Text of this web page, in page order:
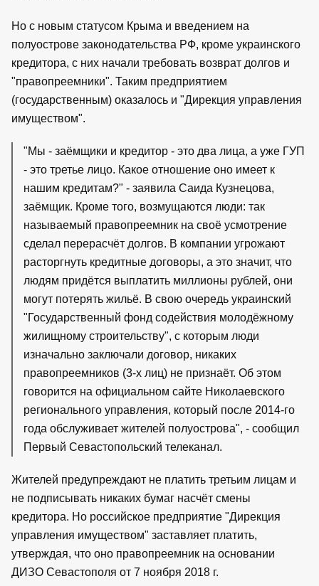
Но с новым статусом Крыма и введением на
полуострове законодательства РФ, кроме украинского
кредитора, с них начали требовать возврат долгов и
"правопреемники". Таким предприятием
(государственным) оказалось и "Дирекция управления
имуществом".
"Мы - заёмщики и кредитор - это два лица, а уже ГУП
- это третье лицо. Какое отношение оно имеет к
нашим кредитам?" - заявила Саида Кузнецова,
заёмщик. Кроме того, возмущаются люди: так
называемый правопреемник на своё усмотрение
сделал перерасчёт долгов. В компании угрожают
расторгнуть кредитные договоры, а это значит, что
людям придётся выплатить миллионы рублей, они
могут потерять жильё. В свою очередь украинский
"Государственный фонд содействия молодёжному
жилищному строительству", с которым люди
изначально заключали договор, никаких
правопреемников (3-х лиц) не признаёт. Об этом
говорится на официальном сайте Николаевского
регионального управления, который после 2014-го
года обслуживает жителей полуострова", - сообщил
Первый Севастопольский телеканал.
Жителей предупреждают не платить третьим лицам и
не подписывать никаких бумаг насчёт смены
кредитора. Но российское предприятие "Дирекция
управления имуществом" заставляет платить,
утверждая, что оно правопреемник на основании
ДИЗО Севастополя от 7 ноября 2018 г.